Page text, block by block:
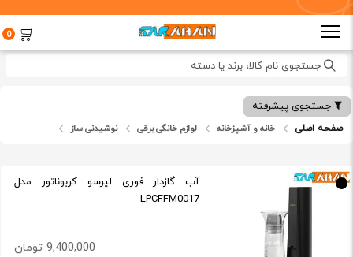
0
جستجوی نام کالا، برند یا دسته
صفحه اصلی خانه و آشپزخانه لوازم خانگی برقی نوشیدنی ساز
آب گازدار فوری لپرسو کربوناتور مدل
LPCFFM0017
9,400,000 تومان